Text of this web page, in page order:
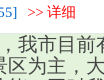
>> 详细
我市目前
区为主，